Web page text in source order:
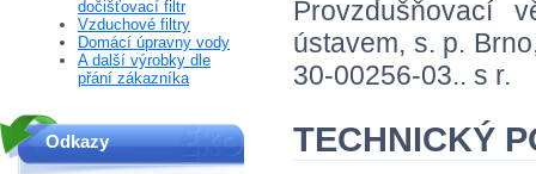
Provzdušňovací
ústavem, s. p.
30-00256-03.. s r.
TECHNICKÝ
dočišťovací filtr
Vzduchové filtry
Domácí úpravny vody
A další výrobky dle
přání zákazníka
Odkazy